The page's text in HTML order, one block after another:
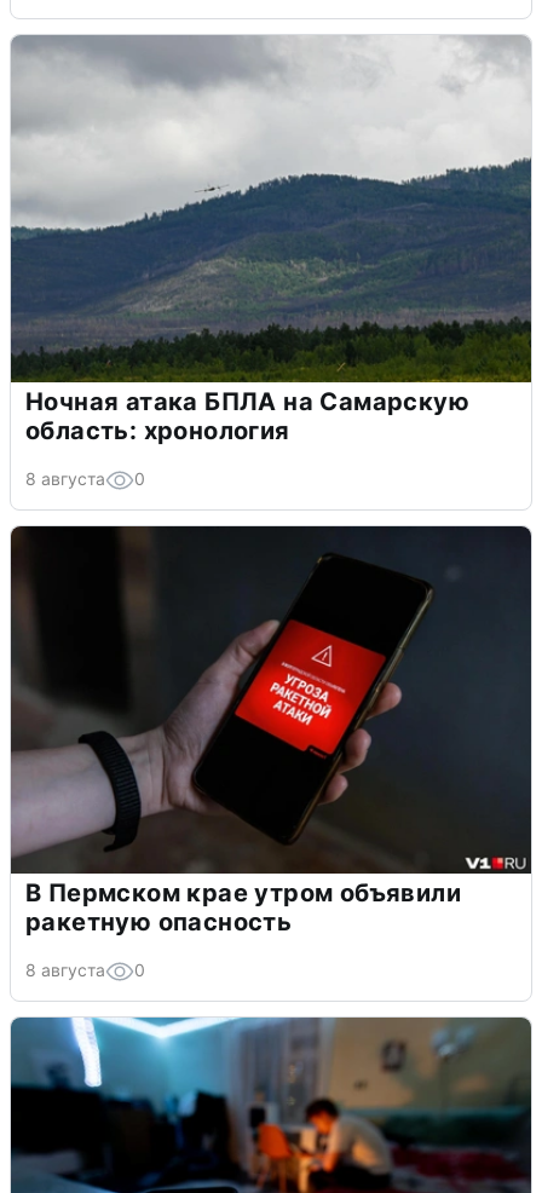
Ночная атака БПЛА на Самарскую
область: хронология
8 августа 0
В Пермском крае утром объявили
ракетную опасность
8 августа 0